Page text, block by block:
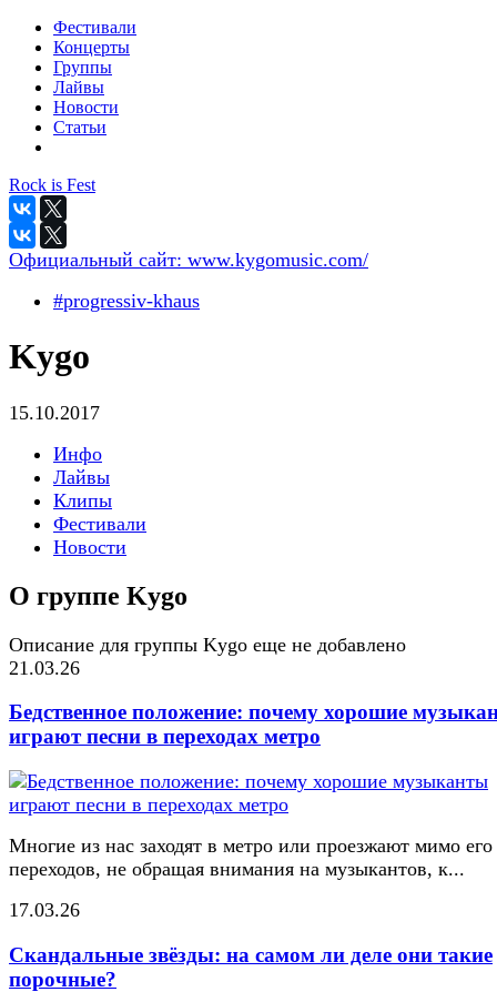
Фестивали
Концерты
Группы
Лайвы
Новости
Статьи
Rock is Fest
Официальный сайт: www.kygomusic.com/
#progressiv-khaus
Kygo
15.10.2017
Инфо
Лайвы
Клипы
Фестивали
Новости
О группе Kygo
Описание для группы Kygo еще не добавлено
21.03.26
Бедственное положение: почему хорошие
играют песни в переходах метро
Многие из нас заходят в метро или проезжают мимо его
переходов, не обращая внимания на музыкантов, к...
17.03.26
Скандальные звёзды: на самом ли деле они такие
порочные?